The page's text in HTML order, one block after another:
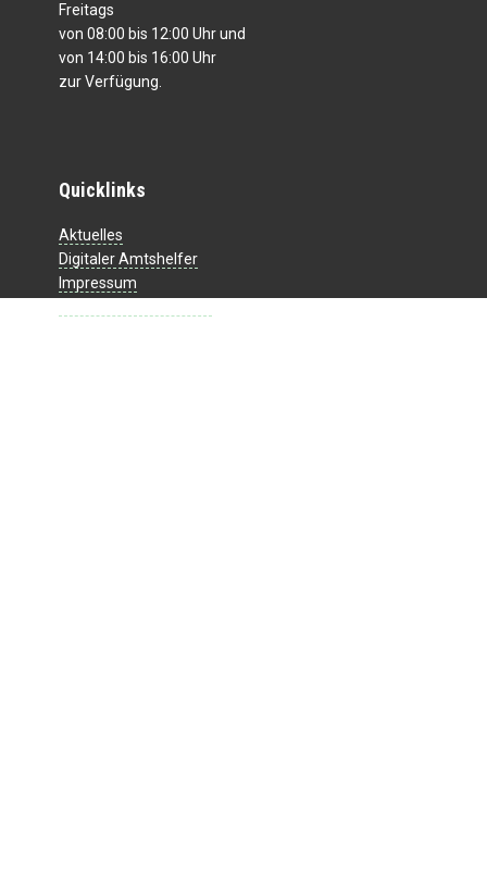
Freitags
von 08:00 bis 12:00 Uhr und
von 14:00 bis 16:00 Uhr
zur Verfügung.
Quicklinks
Aktuelles
Digitaler Amtshelfer
Impressum